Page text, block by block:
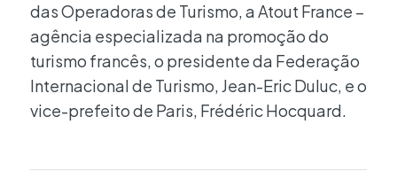
das Operadoras de Turismo, a Atout France –
agência especializada na promoção do
turismo francês, o presidente da Federação
Internacional de Turismo, Jean-Eric Duluc, e o
vice-prefeito de Paris, Frédéric Hocquard.